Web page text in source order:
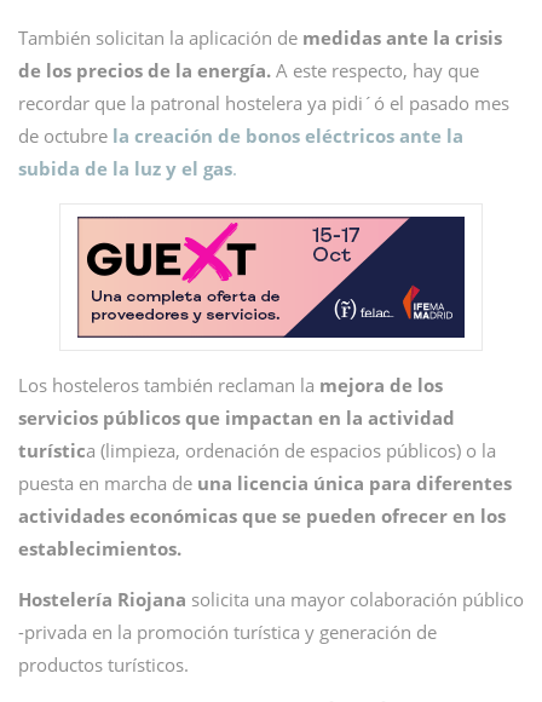
También solicitan la aplicación de medidas ante la crisis
de los precios de la energía. A este respecto, hay que
recordar que la patronal hostelera ya pidi´ó el pasado mes
de octubre la creación de bonos eléctricos ante la
subida de la luz y el gas.
Los hosteleros también reclaman la mejora de los
servicios públicos que impactan en la actividad
turística (limpieza, ordenación de espacios públicos) o la
puesta en marcha de una licencia única para diferentes
actividades económicas que se pueden ofrecer en los
establecimientos.
Hostelería Riojana solicita una mayor colaboración público
-privada en la promoción turística y generación de
productos turísticos.